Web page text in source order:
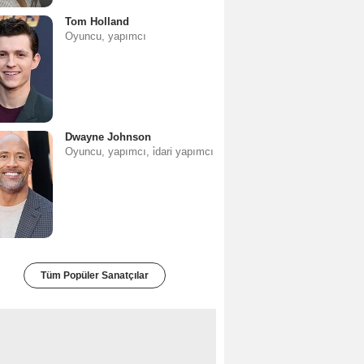
Tom Holland
Oyuncu, yapımcı
Dwayne Johnson
Oyuncu, yapımcı, i̇dari yapımcı
Tüm Popüler Sanatçılar